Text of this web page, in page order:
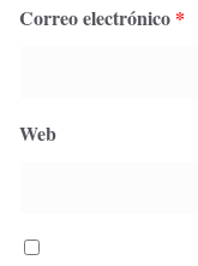
Correo electrónico *
Web